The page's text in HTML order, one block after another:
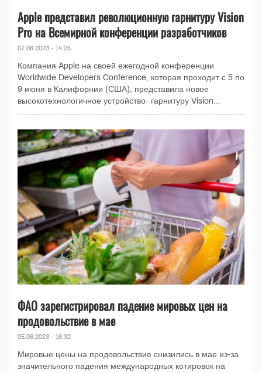
Apple представил революционную гарнитуру Vision
Pro на Всемирной конференции разработчиков
07.06.2023 - 14:25
Компания Apple на своей ежегодной конференции
Worldwide Developers Conference, которая проходит с 5 по
9 июня в Калифорнии (США), представила новое
высокотехнологичное устройство- гарнитуру Vision...
ФАО зарегистрировал падение мировых цен на
продовольствие в мае
05.06.2023 - 16:32
Мировые цены на продовольствие снизились в мае из-за
значительного падения международных котировок на